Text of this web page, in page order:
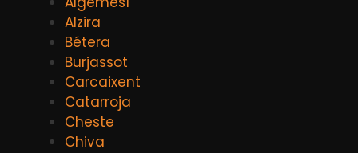
Alzira
Bétera
Burjassot
Carcaixent
Catarroja
Cheste
Chiva